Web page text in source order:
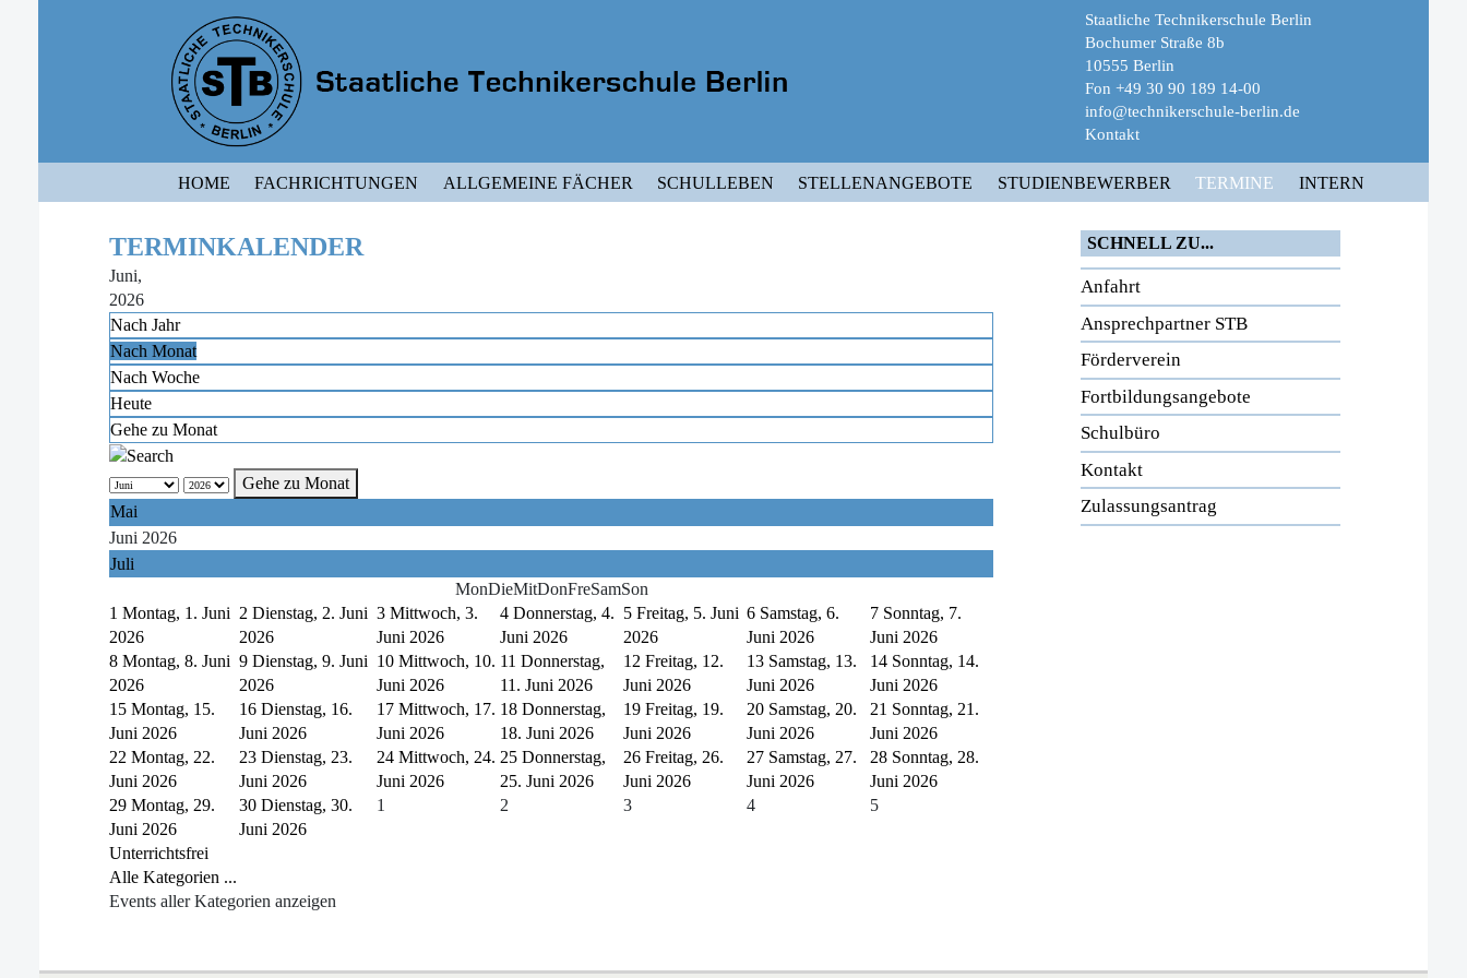
Staatliche Technikerschule Berlin
Bochumer Straße 8b
10555 Berlin
Fon +49 30 90 189 14-00
info@technikerschule-berlin.de
Kontakt
HOME FACHRICHTUNGEN ALLGEMEINE FÄCHER SCHULLEBEN STELLENANGEBOTE STUDIENBEWERBER TERMINE INTERN
TERMINKALENDER
Juni,
2026
Nach Jahr
Nach Monat
Nach Woche
Heute
Gehe zu Monat
Gehe zu Monat
Mai
Juni 2026
Juli
MonDieMitDonFreSamSon
1 Montag, 1. Juni
2026
2 Dienstag, 2. Juni
2026
3 Mittwoch, 3.
Juni 2026
4 Donnerstag, 4.
Juni 2026
5 Freitag, 5. Juni
2026
6 Samstag, 6.
Juni 2026
7 Sonntag, 7.
Juni 2026
8 Montag, 8. Juni
2026
9 Dienstag, 9. Juni
2026
10 Mittwoch, 10.
Juni 2026
11 Donnerstag,
11. Juni 2026
12 Freitag, 12.
Juni 2026
13 Samstag, 13.
Juni 2026
14 Sonntag, 14.
Juni 2026
15 Montag, 15.
Juni 2026
16 Dienstag, 16.
Juni 2026
17 Mittwoch, 17.
Juni 2026
18 Donnerstag,
18. Juni 2026
19 Freitag, 19.
Juni 2026
20 Samstag, 20.
Juni 2026
21 Sonntag, 21.
Juni 2026
22 Montag, 22.
Juni 2026
23 Dienstag, 23.
Juni 2026
24 Mittwoch, 24.
Juni 2026
25 Donnerstag,
25. Juni 2026
26 Freitag, 26.
Juni 2026
27 Samstag, 27.
Juni 2026
28 Sonntag, 28.
Juni 2026
29 Montag, 29.
Juni 2026
30 Dienstag, 30.
Juni 2026
1 2 3 4 5
Unterrichtsfrei
Alle Kategorien ...
Events aller Kategorien anzeigen
SCHNELL ZU...
Anfahrt
Ansprechpartner STB
Förderverein
Fortbildungsangebote
Schulbüro
Kontakt
Zulassungsantrag